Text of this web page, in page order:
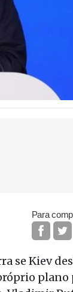
Para
se Kiev
plano